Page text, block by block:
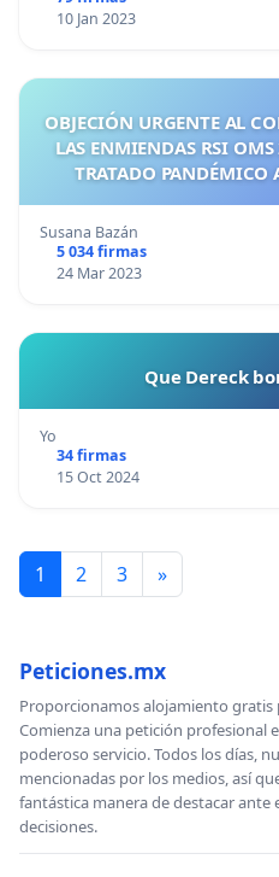
10 Jan 2023
OBJECIÓN URGENTE AL
LAS ENMIENDAS RSI
TRATADO PANDÉMICO
Susana Bazán
5 034 firmas
24 Mar 2023
Que Dereck
Yo
34 firmas
15 Oct 2024
1 2 3 »
Peticiones.mx
Proporcionamos alojamiento gratis
Comienza una petición profesional
poderoso servicio. Todos los días,
mencionadas por los medios, así
fantástica manera de destacar
decisiones.